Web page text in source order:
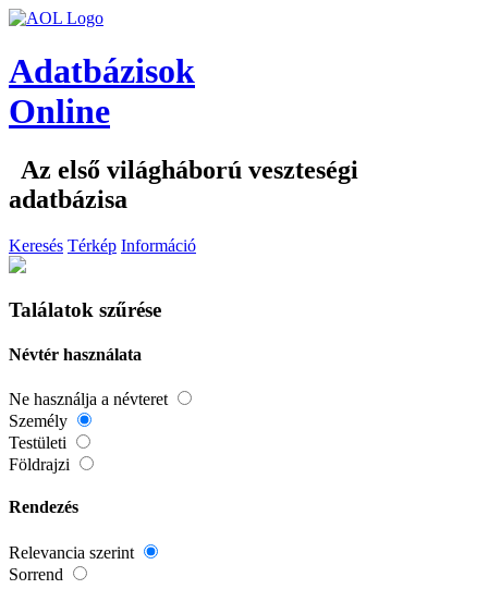
Adatbázisok
Online
Az első világháború veszteségi
adatbázisa
Keresés Térkép Információ
Találatok szűrése
Névtér használata
Ne használja a névteret
Személy
Testületi
Földrajzi
Rendezés
Relevancia szerint
Sorrend